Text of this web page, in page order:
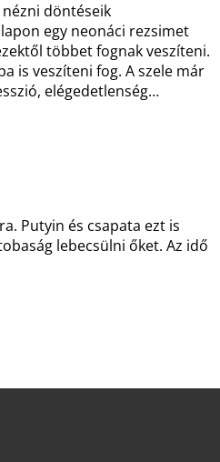
döntéseik
egy neonáci rezsimet
többet fognak veszíteni.
is veszíteni fog. A szele már
elégedetlenség…
Putyin és csapata ezt is
lebecsülni őket. Az idő